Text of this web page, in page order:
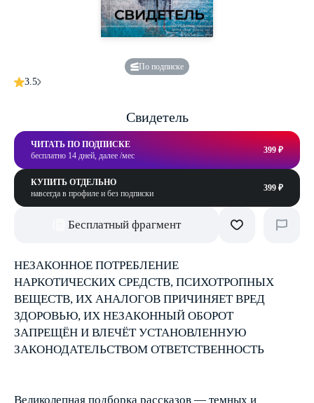
По подписке
3.5
Свидетель
ЧИТАТЬ ПО ПОДПИСКЕ
бесплатно 14 дней, далее /мес
399 ₽
КУПИТЬ ОТДЕЛЬНО
навсегда в профиле и без подписки
399 ₽
Бесплатный фрагмент
НЕЗАКОННОЕ ПОТРЕБЛЕНИЕ
НАРКОТИЧЕСКИХ СРЕДСТВ, ПСИХОТРОПНЫХ
ВЕЩЕСТВ, ИХ АНАЛОГОВ ПРИЧИНЯЕТ ВРЕД
ЗДОРОВЬЮ, ИХ НЕЗАКОННЫЙ ОБОРОТ
ЗАПРЕЩЁН И ВЛЕЧЁТ УСТАНОВЛЕННУЮ
ЗАКОНОДАТЕЛЬСТВОМ ОТВЕТСТВЕННОСТЬ
Великолепная подборка рассказов — темных и